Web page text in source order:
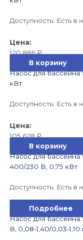
Доступность: Есть в
120 886₽
В корзину
Насос для бассейна
кВт
Доступность: Есть в
105 628₽
В корзину
Насос для бассейна
400/230 В, 0,75 кВт
Доступность: Есть в
Подробнее
Насос для бассейна
В, 0,08-1,40/0,03-1,10